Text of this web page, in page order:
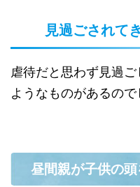
見過ごされて
虐待だと思わず見過
ようなものがあるので
昼間親が子供の